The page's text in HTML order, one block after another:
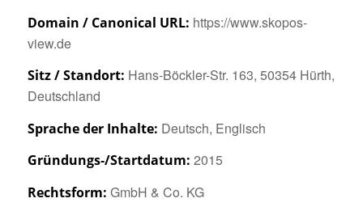
Domain / Canonical URL: https://www.skopos-
view.de
Sitz / Standort: Hans-Böckler-Str. 163, 50354 Hürth,
Deutschland
Sprache der Inhalte: Deutsch, Englisch
Gründungs‑/Startdatum: 2015
Rechtsform: GmbH & Co. KG